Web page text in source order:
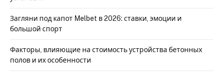
Загляни под капот Melbet в 2026: ставки, эмоции и
большой спорт
Факторы, влияющие на стоимость устройства бетонных
полов и их особенности